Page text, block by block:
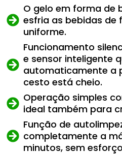
O gelo em forma de
esfria as bebidas de
uniforme.
Funcionamento
e sensor inteligente
automaticamente a
cesto está cheio.
Operação simples
ideal também para
Função de
completamente a
minutos, sem